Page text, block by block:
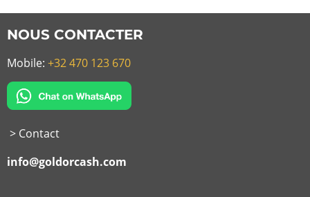
NOUS CONTACTER
Mobile: +32 470 123 670
> Contact
info@goldorcash.com